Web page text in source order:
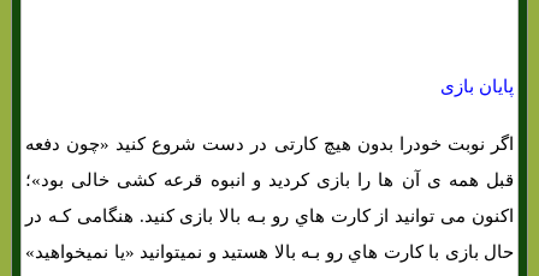
پایان بازی
اگر نوبت خودرا بدون هیچ کارتی در دست شروع کنید «چون دفعه
قبل همه ی آن ها را بازی کردید و انبوه قرعه کشی خالی بود»؛
اکنون می توانید از کارت هاي‌ رو بـه بالا بازی کنید. هنگامی کـه در
حال بازی با کارت هاي‌ رو بـه بالا هستید و نمیتوانید «یا نمیخواهید»